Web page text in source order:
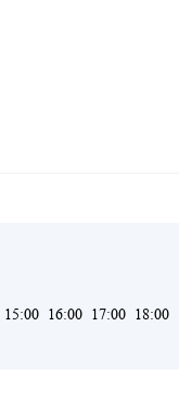
15:00 16:00 17:00 18:00